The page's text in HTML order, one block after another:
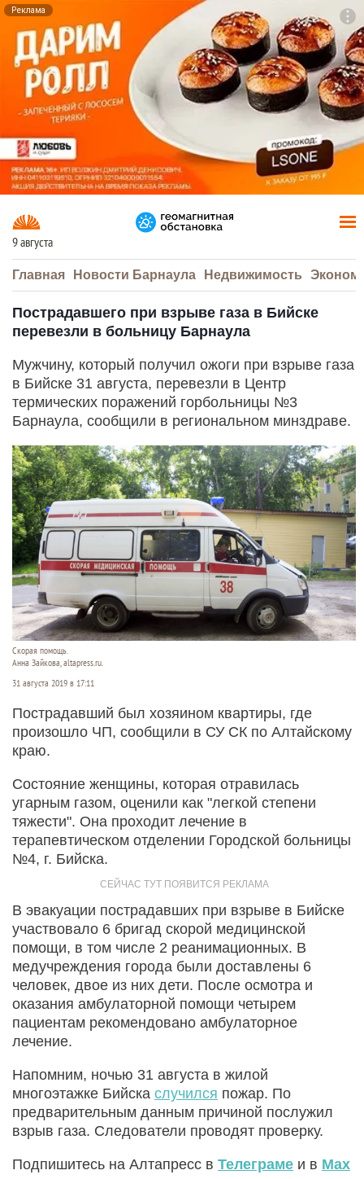
Реклама
9 августа
Главная Новости Барнаула Недвижимость
Пострадавшего при взрыве газа в Бийске
перевезли в больницу Барнаула
Мужчину, который получил ожоги при взрыве газа
в Бийске 31 августа, перевезли в Центр
термических поражений горбольницы №3
Барнаула, сообщили в региональном минздраве.
Скорая помощь.
Анна Зайкова, altapress.ru.
31 августа 2019 в 17:11
Пострадавший был хозяином квартиры, где
произошло ЧП, сообщили в СУ СК по Алтайскому
краю.
Состояние женщины, которая отравилась
угарным газом, оценили как "легкой степени
тяжести". Она проходит лечение в
терапевтическом отделении Городской больницы
№4, г. Бийска.
В эвакуации пострадавших при взрыве в Бийске
участвовало 6 бригад скорой медицинской
помощи, в том числе 2 реанимационных. В
медучреждения города были доставлены 6
человек, двое из них дети. После осмотра и
оказания амбулаторной помощи четырем
пациентам рекомендовано амбулаторное
лечение.
Напомним, ночью 31 августа в жилой
многоэтажке Бийска случился пожар. По
предварительным данным причиной послужил
взрыв газа. Следователи проводят проверку.
Подпишитесь на Алтапресс в Телеграме и в Max